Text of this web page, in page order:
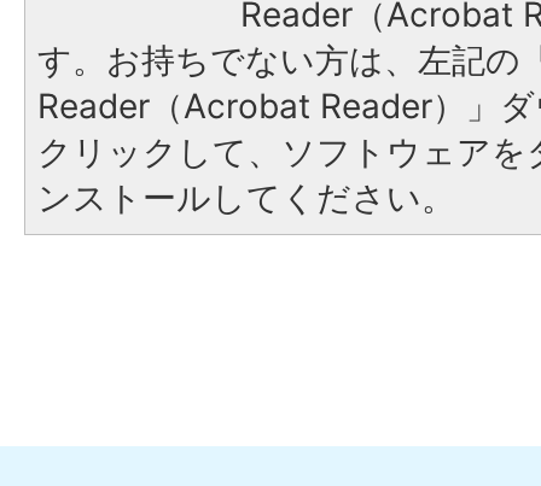
Reader（Acrobat
す。お持ちでない方は、左記の
Reader（Acrobat Reader）」
クリックして、ソフトウェア
ンストールしてください。